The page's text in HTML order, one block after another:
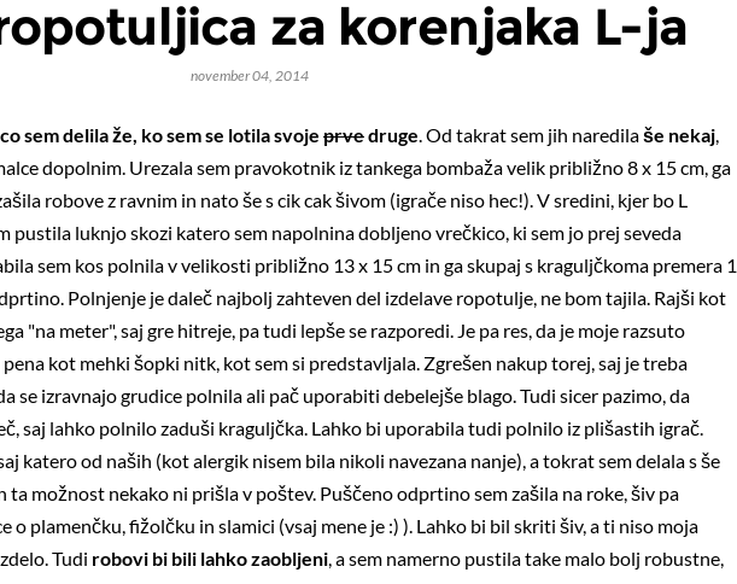
za korenjaka L-ja
november 04, 2014
sem delila že, ko sem se lotila svoje prvedruge . Od takrat sem jih naredilaše nekaj
dopolnim. Urezala sem pravokotnik iz tankega bombaža velik približno 8 x 15 cm, ga
robove z ravnim in nato še s cik cak šivom (igrače niso hec!). V sredini, kjer bo L
pustila luknjo skozi katero sem napolnina dobljeno vrečkico, ki sem jo prej seveda
sem kos polnila v velikosti približno 13 x 15 cm in ga skupaj s kraguljčkoma premera 1
Polnjenje je daleč najbolj zahteven del izdelave ropotulje, ne bom tajila. Rajši kot
"na meter", saj gre hitreje, pa tudi lepše se razporedi. Je pa res, da je moje razsuto
kot mehki šopki nitk, kot sem si predstavljala. Zgrešen nakup torej, saj je treba
se izravnajo grudice polnila ali pač uporabiti debelejše blago. Tudi sicer pazimo, da
saj lahko polnilo zaduši kraguljčka. Lahko bi uporabila tudi polnilo iz plišastih igrač.
katero od naših (kot alergik nisem bila nikoli navezana nanje), a tokrat sem delala s še
ta možnost nekako ni prišla v poštev. Puščeno odprtino sem zašila na roke, šiv pa
o plamenčku, fižolčku in slamici (vsaj mene je :) ). Lahko bi bil skriti šiv, a ti niso moja
Tudi robovi bi bili lahko zaobljeni , a sem namerno pustila take malo bolj robustne,